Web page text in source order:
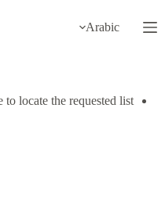
إلى
المحتوى
Arabic
to locate the requested list